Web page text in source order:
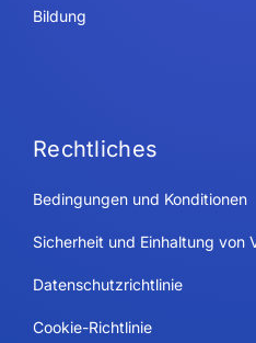
Bildung
Rechtliches
Bedingungen und Konditionen
Sicherheit und Einhaltung von
Datenschutzrichtlinie
Cookie-Richtlinie